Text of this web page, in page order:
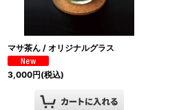
マサ茶ん / オリジナルグラス
3,000円(税込)